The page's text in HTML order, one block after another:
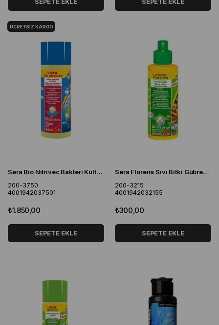
Sera Bio Nitrivec Bakteri Kültürü 250 ml
200-3750
4001942037501
₺1.850,00
SEPETE EKLE
ÜCRETSIZ KARGO
Sera Florena Sıvı Bitki Gübresi 50 ML
200-3215
4001942032155
₺300,00
SEPETE EKLE